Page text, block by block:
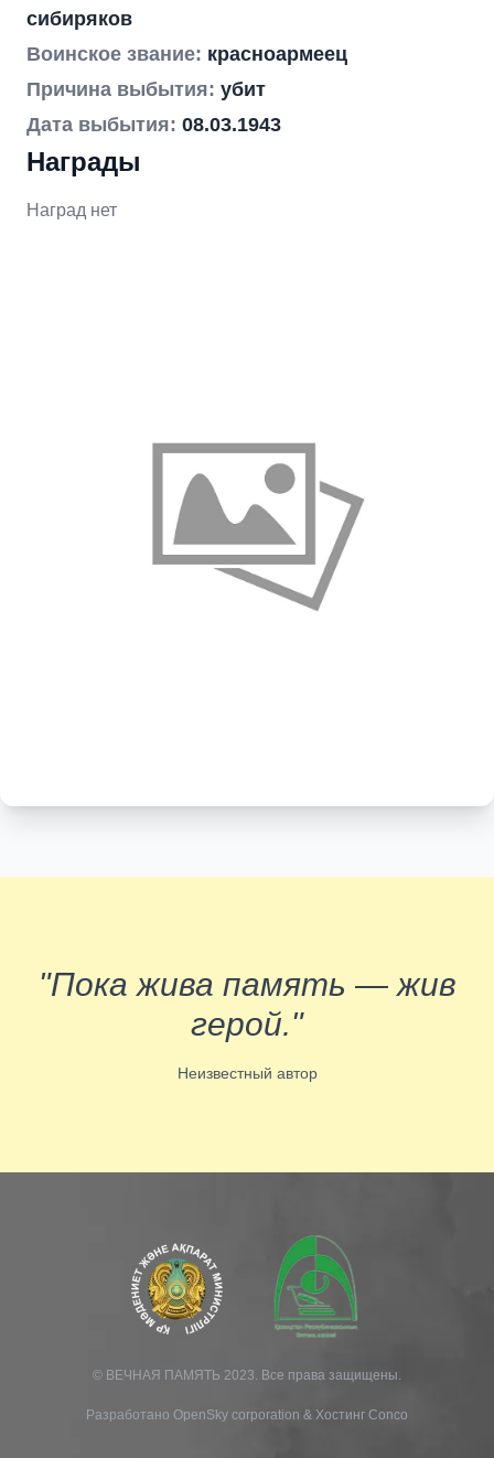
сибиряков
Воинское звание: красноармеец
Причина выбытия: убит
Дата выбытия: 08.03.1943
Награды
Наград нет
"Пока жива память — жив
герой."
Неизвестный автор
© ВЕЧНАЯ ПАМЯТЬ 2023. Все права защищены.
Разработано OpenSky corporation & Хостинг Conco